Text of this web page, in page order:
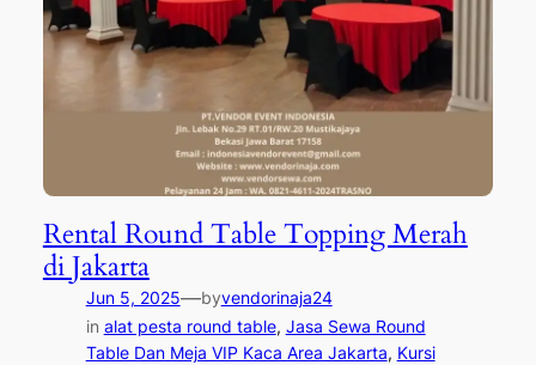
Rental Round Table Topping Merah
di Jakarta
Jun 5, 2025—byvendorinaja24
in alat pesta round table, Jasa Sewa Round
Table Dan Meja VIP Kaca Area Jakarta, Kursi